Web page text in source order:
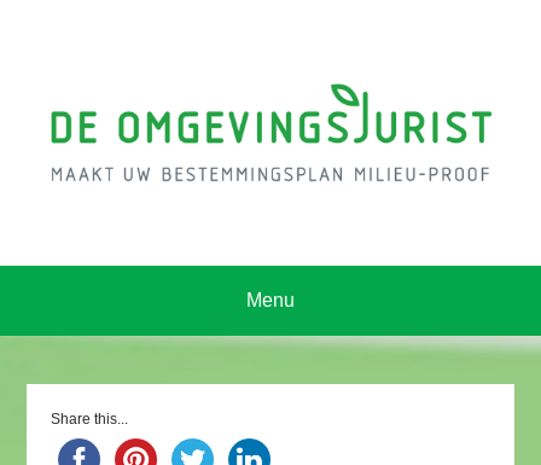
Menu
Share this...